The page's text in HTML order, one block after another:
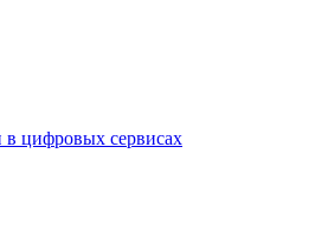
в цифровых сервисах